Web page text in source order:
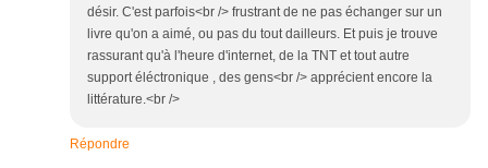
désir. C'est parfois<br /> frustrant de ne pas échanger sur un
livre qu'on a aimé, ou pas du tout dailleurs. Et puis je trouve
rassurant qu'à l'heure d'internet, de la TNT et tout autre
support éléctronique , des gens<br /> apprécient encore la
littérature.<br />
Répondre